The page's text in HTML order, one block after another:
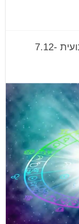
הורוסקופ/אסטרולוגיה: תחזית שבועית 7.12-